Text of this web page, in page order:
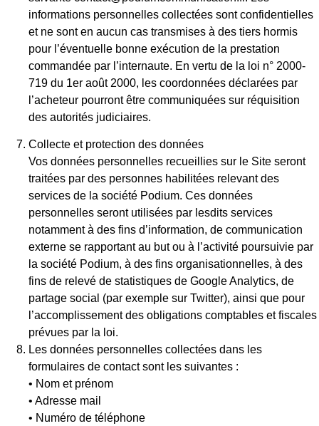
informations personnelles collectées sont confidentielles
et ne sont en aucun cas transmises à des tiers hormis
pour l’éventuelle bonne exécution de la prestation
commandée par l’internaute. En vertu de la loi n° 2000-
719 du 1er août 2000, les coordonnées déclarées par
l’acheteur pourront être communiquées sur réquisition
des autorités judiciaires.
Collecte et protection des données
Vos données personnelles recueillies sur le Site seront
traitées par des personnes habilitées relevant des
services de la société Podium. Ces données
personnelles seront utilisées par lesdits services
notamment à des fins d’information, de communication
externe se rapportant au but ou à l’activité poursuivie par
la société Podium, à des fins organisationnelles, à des
fins de relevé de statistiques de Google Analytics, de
partage social (par exemple sur Twitter), ainsi que pour
l’accomplissement des obligations comptables et fiscales
prévues par la loi.
Les données personnelles collectées dans les
formulaires de contact sont les suivantes :
• Nom et prénom
• Adresse mail
• Numéro de téléphone